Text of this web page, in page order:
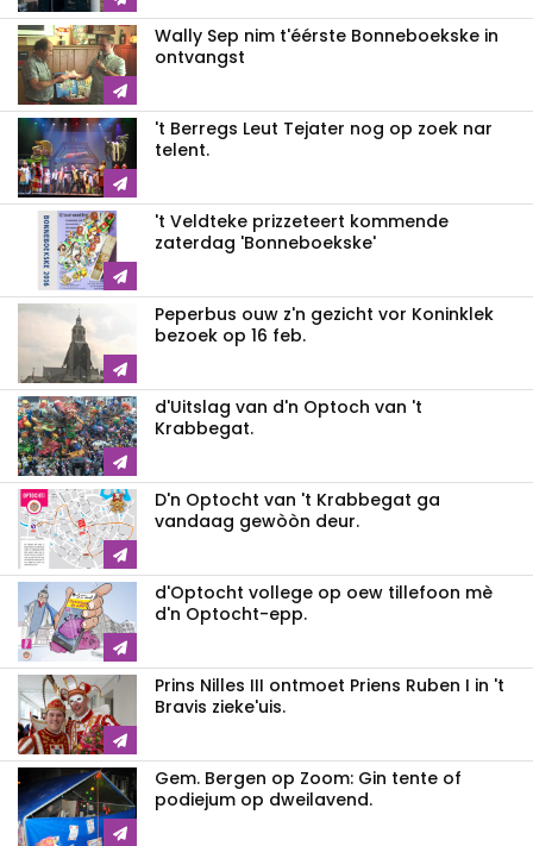
Wally Sep nim t'éérste Bonneboekske in
ontvangst
't Berregs Leut Tejater nog op zoek nar
telent.
't Veldteke prizzeteert kommende
zaterdag 'Bonneboekske'
Peperbus ouw z'n gezicht vor Koninklek
bezoek op 16 feb.
d'Uitslag van d'n Optoch van 't
Krabbegat.
D'n Optocht van 't Krabbegat ga
vandaag gewòòn deur.
d'Optocht vollege op oew tillefoon mè
d'n Optocht-epp.
Prins Nilles III ontmoet Priens Ruben I in 't
Bravis zieke'uis.
Gem. Bergen op Zoom: Gin tente of
podiejum op dweilavend.